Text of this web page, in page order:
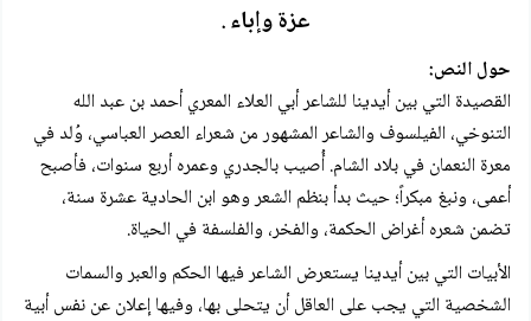
عزة وإباء.
حول النص:
القصيدة التي بين أيدينا للشاعر أبي العلاء المعري أحمد بن عبد الله
التنوخي، الفيلسوف والشاعر المشهور من شعراء العصر العباسي، وُلد في
معرة النعمان في بلاد الشام. أُصيب بالجدري وعمره أربع سنوات، فأصبح
أعمى، ونبغ مبكراً؛ حيث بدأ بنظم الشعر وهو ابن الحادية عشرة سنة،
تضمن شعره أغراض الحكمة، والفخر، والفلسفة في الحياة.
الأبيات التي بين أيدينا يستعرض الشاعر فيها الحكم والعبر والسمات
الشخصية التي يجب على العاقل أن يتحلى بها، وفيها إعلان عن نفس أبية